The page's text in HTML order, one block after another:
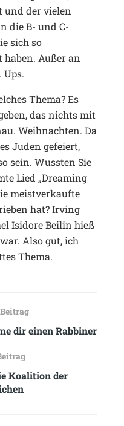
und der vielen
die B- und C-
sich so
Außer an
Thema? Es
das nichts mit
Weihnachten. Da
Juden gefeiert,
sein. Wussten Sie
Lied „Dreaming
meistverkaufte
hat? Irving
Isidore Beilin hieß
Also gut, ich
Thema.
dir einen Rabbiner
Koalition der